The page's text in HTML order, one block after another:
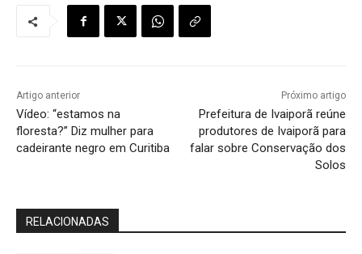
Artigo anterior
Vídeo: “estamos na
floresta?” Diz mulher para
cadeirante negro em Curitiba
Próximo artigo
Prefeitura de Ivaiporã reúne
produtores de Ivaiporã para
falar sobre Conservação dos
Solos
RELACIONADAS